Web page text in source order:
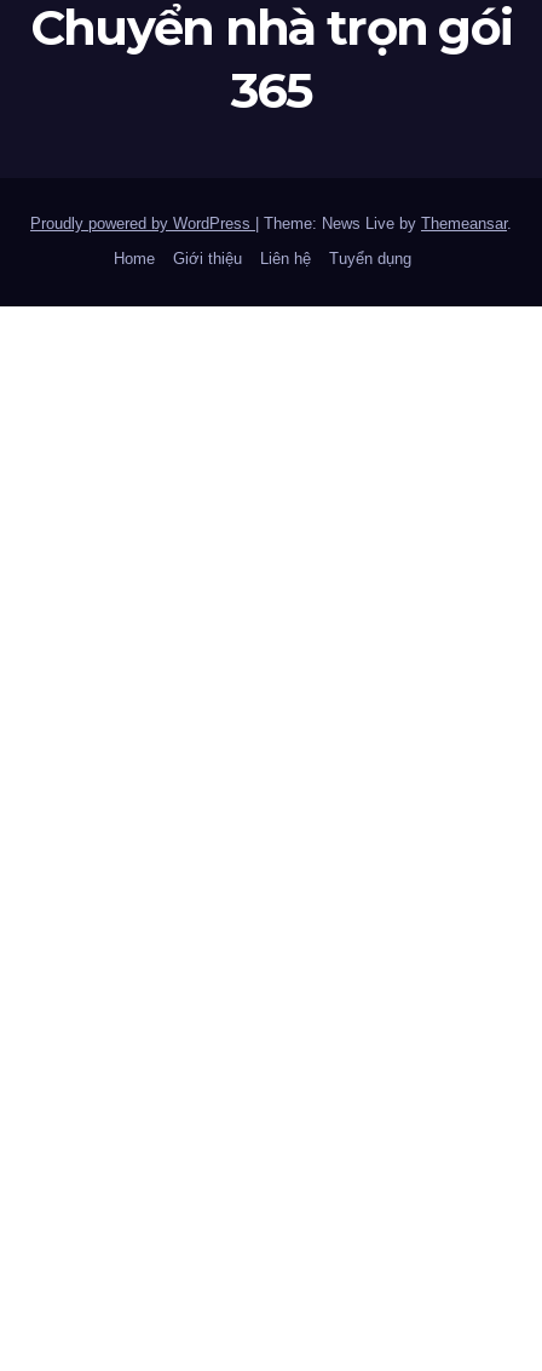
Chuyển nhà trọn gói
365
Proudly powered by WordPress Theme: News Live by Themeansar.
Home
Giới thiệu Liên hệ Tuyển dụng